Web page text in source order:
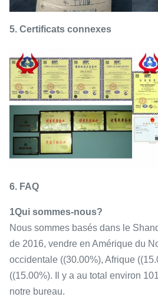
5. Certificats connexes
6. FAQ
1Qui sommes-nous?
Nous sommes basés dans le
de 2016, vendre en Amérique du
occidentale ((30.00%), Afrique
((15.00%). Il y a au total environ
notre bureau.